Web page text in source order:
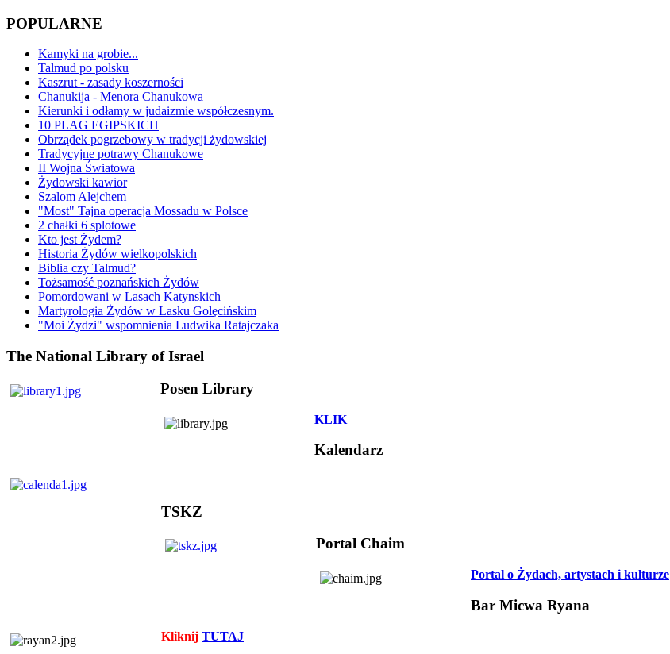
POPULARNE
Kamyki na grobie...
Talmud po polsku
Kaszrut - zasady koszerności
Chanukija - Menora Chanukowa
Kierunki i odłamy w judaizmie współczesnym.
10 PLAG EGIPSKICH
Obrządek pogrzebowy w tradycji żydowskiej
Tradycyjne potrawy Chanukowe
II Wojna Światowa
Żydowski kawior
Szalom Alejchem
"Most" Tajna operacja Mossadu w Polsce
2 chałki 6 splotowe
Kto jest Żydem?
Historia Żydów wielkopolskich
Biblia czy Talmud?
Tożsamość poznańskich Żydów
Pomordowani w Lasach Katynskich
Martyrologia Żydów w Lasku Golęcińskim
"Moi Żydzi" wspomnienia Ludwika Ratajczaka
The National Library of Israel
Posen Library
KLIK
Kalendarz
TSKZ
Portal Chaim
Portal o Żydach, artystach i kulturze
Bar Micwa Ryana
Kliknij TUTAJ